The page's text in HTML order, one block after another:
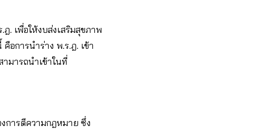
. เพื่อให้งบส่งเสริมสุขภาพ
อการนำร่าง พ.ร.ฎ. เข้า
มารถนำเข้าในที่
การตีความกฎหมาย ซึ่ง